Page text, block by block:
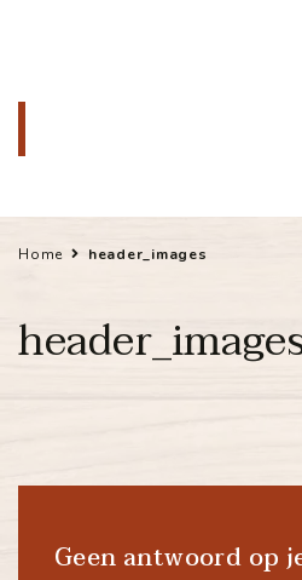
Home header_images
Geen antwoord op